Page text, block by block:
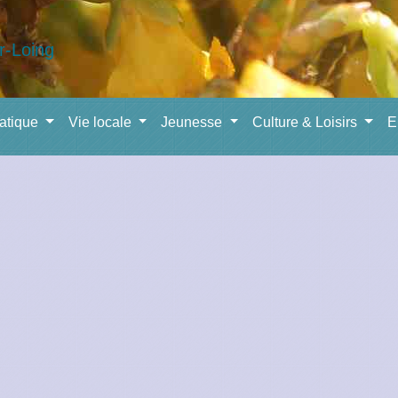
Vie locale Jeunesse Culture & Loisirs